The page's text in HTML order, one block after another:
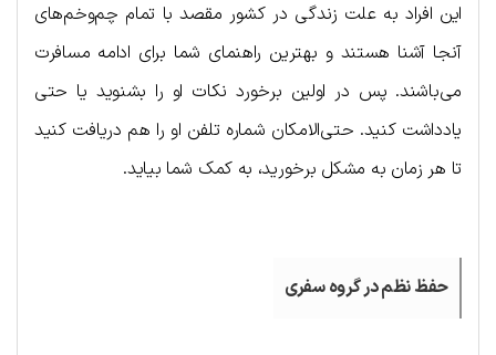
این افراد به علت زندگی در کشور مقصد با تمام چم‌وخم‌های
آنجا آشنا هستند و بهترین راهنمای شما برای ادامه مسافرت
می‌باشند. پس در اولین برخورد نکات او را بشنوید یا حتی
یادداشت کنید. حتی‌الامکان شماره تلفن او را هم دریافت کنید
تا هر زمان به مشکل برخورید، به کمک شما بیاید.
حفظ نظم در گروه سفری